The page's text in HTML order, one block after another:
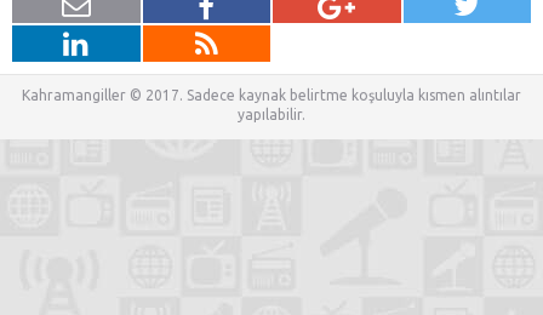
Kahramangiller © 2017. Sadece kaynak belirtme koşuluyla kısmen alıntılar
yapılabilir.